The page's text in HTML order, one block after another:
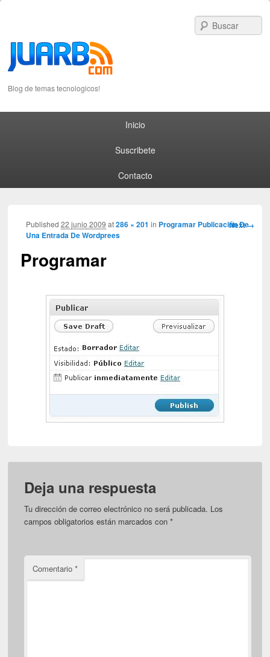
Blog de temas tecnologicos!
Inicio
Suscribete
Contacto
Image
Next →
Programar
Published22 junio 2009 at286 × 201 in Programar Publicación De
Una Entrada De Wordprees
Deja una respuesta
Tu dirección de correo electrónico no será publicada. Los
campos obligatorios están marcados con*
Comentario*